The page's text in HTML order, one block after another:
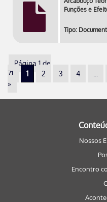
Funções e
Tipo:
Página 1 de
71
1 2 3 4
»
Nossos
Encontro